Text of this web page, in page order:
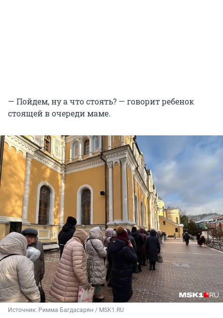
— Пойдем, ну а что стоять? — говорит ребенок
стоящей в очереди маме.
Источник: Римма Багдасарян / MSK1.RU